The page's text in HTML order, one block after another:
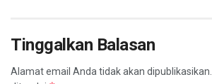
Tinggalkan Balasan
Alamat email Anda tidak akan dipublikasikan.